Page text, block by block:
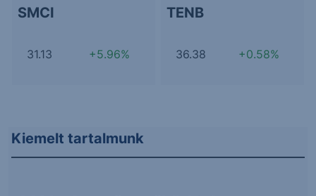
SMCI
31.13 +5.96%
TENB
36.38 +0.58%
Kiemelt tartalmunk